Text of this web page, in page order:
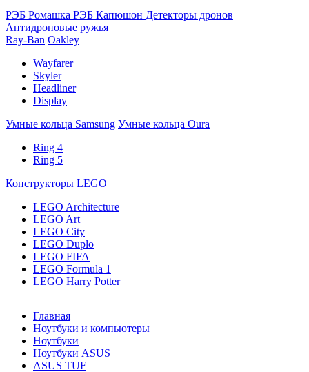
РЭБ Ромашка РЭБ Капюшон Детекторы дронов
Антидроновые ружья
Ray-Ban Oakley
Wayfarer
Skyler
Headliner
Display
Умные кольца Samsung Умные кольца Oura
Ring 4
Ring 5
Конструкторы LEGO
LEGO Architecture
LEGO Art
LEGO City
LEGO Duplo
LEGO FIFA
LEGO Formula 1
LEGO Harry Potter
Главная
Ноутбуки и компьютеры
Ноутбуки
Ноутбуки ASUS
ASUS TUF